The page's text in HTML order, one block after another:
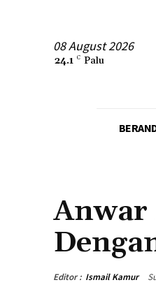
08 August 2026
24.1 C Palu
Anwar
Editor : Ismail Kamur